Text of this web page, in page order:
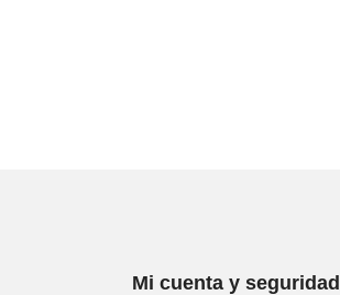
Mi cuenta y seguridad